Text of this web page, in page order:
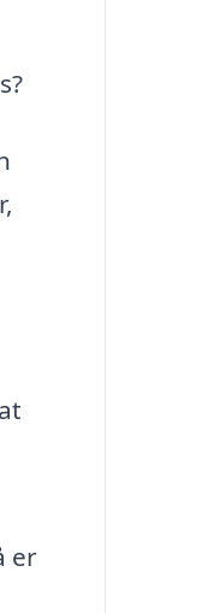
er